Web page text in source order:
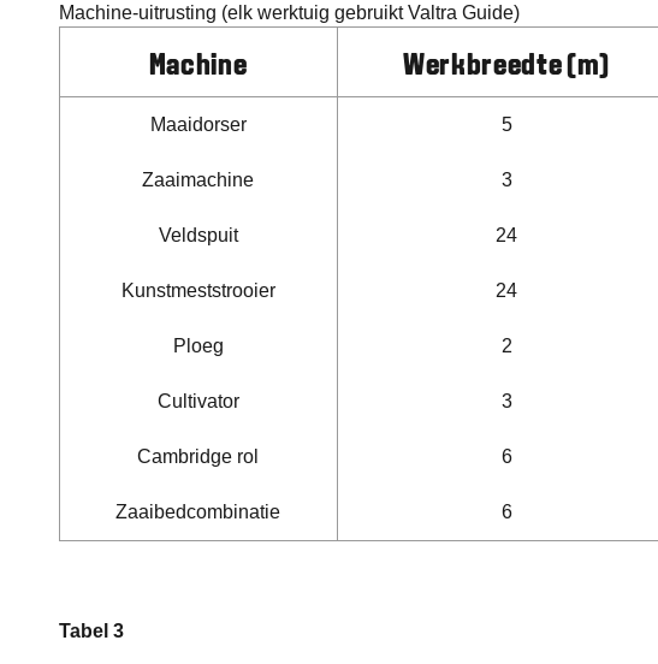
Machine-uitrusting (elk werktuig gebruikt Valtra Guide)
Machine Werkbreedte (m)
Maaidorser 5
Zaaimachine 3
Veldspuit 24
Kunstmeststrooier 24
Ploeg 2
Cultivator 3
Cambridge rol 6
Zaaibedcombinatie 6
Tabel 3